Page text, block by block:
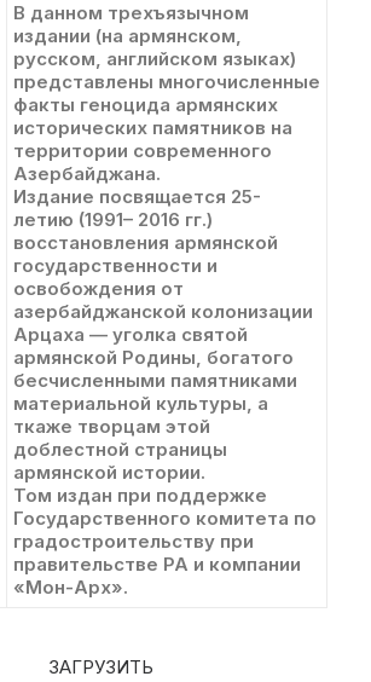
В данном трехъязычном
издании (на армянском,
русском, английском языках)
представлены многочисленные
факты геноцида армянских
исторических памятников на
территории современного
Азербайджана.
Издание посвящается 25-
летию (1991– 2016 гг.)
восстановления армянской
государственности и
освобождения от
азербайджанской колонизации
Арцаха — уголка святой
армянской Родины, богатого
бесчисленными памятниками
материальной культуры, а
ткаже творцам этой
доблестной страницы
армянской истории.
Том издан при поддержке
Государственного комитета по
градостроительству при
правительстве РА и компании
«Мон-Арх».
ЗАГРУЗИТЬ